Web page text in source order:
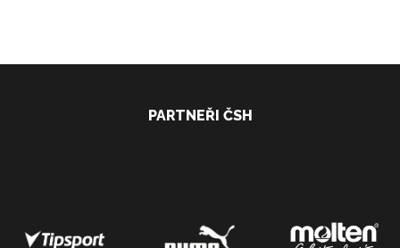
PARTNEŘI ČSH